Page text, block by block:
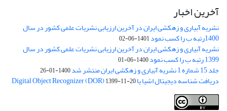
آخرین اخبار
نشریه آبیاری و زهکشی ایران در آخرین ارزیابی نشریات علمی کشور در سال
1400رتبه ب را کسب نمود 1401-06-02
نشریه آبیاری و زهکشی ایران در آخرین ارزیابی نشریات علمی کشور در سال
1399 رتبه ب را کسب نمود 1400-06-01
جلد 15 شماره 1 نشریه آبیاری و زهکشی ایران منتشر شد 1400-01-26
دریافت شناسه دیجیتال اشیا یا Digital Object Recognizer (DOR)1399-11-20